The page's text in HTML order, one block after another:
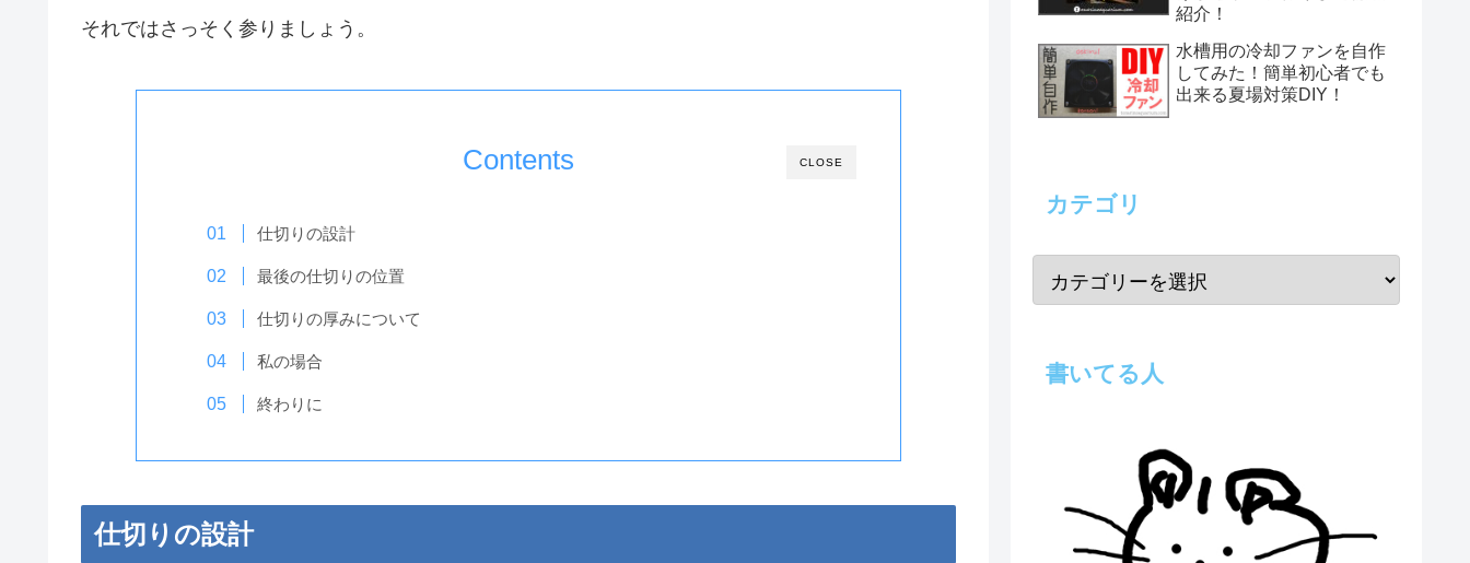
それではさっそく参りましょう。
CLOSE
Contents
仕切りの設計
最後の仕切りの位置
仕切りの厚みについて
私の場合
終わりに
仕切りの設計
紹介！
水槽用の冷却ファンを自作
してみた！簡単初心者でも
出来る夏場対策DIY！
カテゴリ
書いてる人